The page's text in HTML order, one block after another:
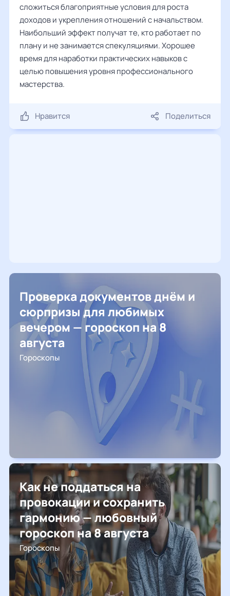
сложиться благоприятные условия для роста
доходов и укрепления отношений с начальством.
Наибольший эффект получат те, кто работает по
плану и не занимается спекуляциями. Хорошее
время для наработки практических навыков с
целью повышения уровня профессионального
мастерства.
Нравится Поделиться
Проверка документов днём и
сюрпризы для любимых
вечером — гороскоп на 8
августа
Гороскопы
Как не поддаться на
провокации и сохранить
гармонию — любовный
гороскоп на 8 августа
Гороскопы